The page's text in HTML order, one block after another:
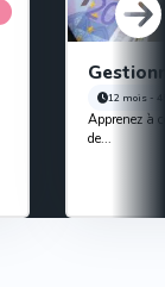
12 mois -
Apprenez à
de...